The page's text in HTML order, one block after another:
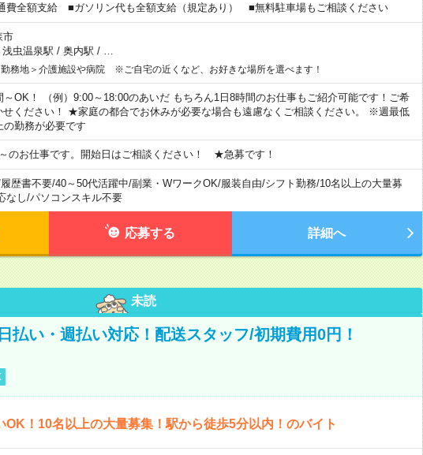
費全額支給 ■ガソリン代も全額支給（規定あり） ■無料駐車場もご相談ください
市
浅虫温泉駅 / 奥内駅 /
勤務地＞介護施設や病院 ※ご自宅の近くなど、お好きな場所を選べます！
OK！ （例）9:00～18:00のあいだ もちろん1日8時間のお仕事もご紹介可能です！ご希
せください！ ★家庭の都合でお休みが必要な場合も遠慮なくご相談ください。 ※週最低
の勤務が必要です
のお仕事です。開始日はご相談ください！ ★急募です！
履歴書不要/40～50代活躍中/副業・WワークOK/服装自由/シフト勤務/10名以上の大量募
なし/パソコンスキル不要
応募する 詳細へ
未読
い・週払い対応！配送スタッフ/初期費用0円！
OK！10名以上の大量募集！駅から徒歩5分以内！のバイト